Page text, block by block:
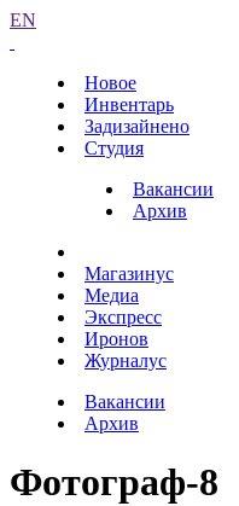
EN
Новое
Инвентарь
Задизайнено
Студия
Вакансии
Архив
Магазинус
Медиа
Экспресс
Иронов
Журналус
Вакансии
Архив
Фотограф-8